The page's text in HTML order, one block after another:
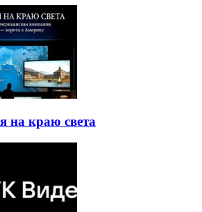
на краю света